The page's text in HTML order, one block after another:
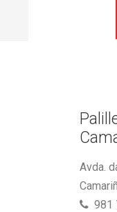
Avda.
981